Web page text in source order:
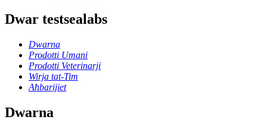
Dwar testsealabs
Dwarna
Prodotti Umani
Prodotti Veterinarji
Wirja tat-Tim
Aħbarijiet
Dwarna